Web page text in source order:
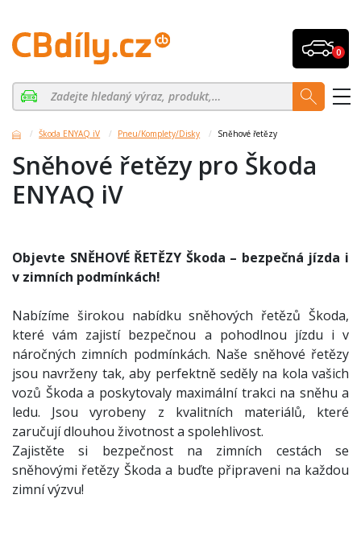
0
Škoda ENYAQ iV Pneu/Komplety/Disky Sněhové řetězy
Sněhové řetězy pro Škoda
ENYAQ iV
Objevte SNĚHOVÉ ŘETĚZY Škoda – bezpečná jízda i
v zimních podmínkách!
Nabízíme širokou nabídku sněhových řetězů Škoda,
které vám zajistí bezpečnou a pohodlnou jízdu i v
náročných zimních podmínkách. Naše sněhové řetězy
jsou navrženy tak, aby perfektně seděly na kola vašich
vozů Škoda a poskytovaly maximální trakci na sněhu a
ledu. Jsou vyrobeny z kvalitních materiálů, které
zaručují dlouhou životnost a spolehlivost.
Zajistěte si bezpečnost na zimních cestách se
sněhovými řetězy Škoda a buďte připraveni na každou
zimní výzvu!